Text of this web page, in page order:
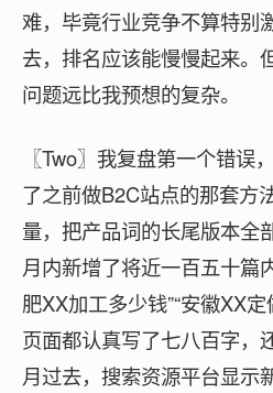
难，毕竟行业竞争不算特别
去，排名应该能慢慢起来。
问题远比我预想的复杂。
〖Two〗我复盘第一个错误
了之前做B2C站点的那套方
量，把产品词的长尾版本全
月内新增了将近一百五十篇
肥XX加工多少钱”“安徽XX
页面都认真写了七八百字，
月过去，搜索资源平台显示